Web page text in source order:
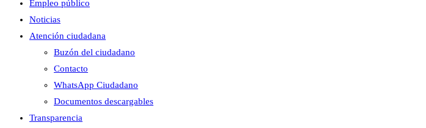
Empleo público
Noticias
Atención ciudadana
Buzón del ciudadano
Contacto
WhatsApp Ciudadano
Documentos descargables
Transparencia